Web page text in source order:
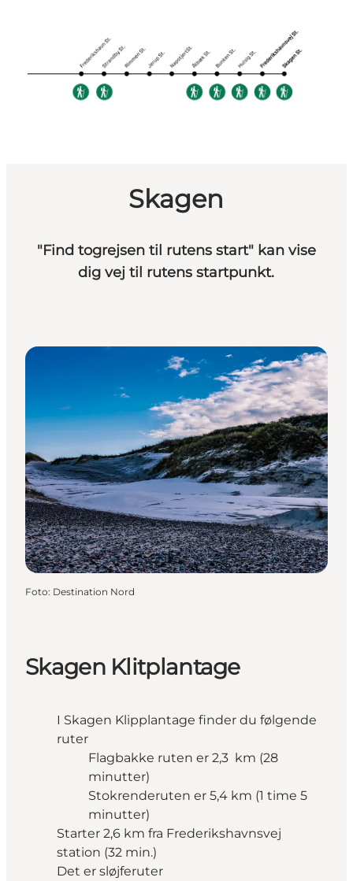
Skagen
"Find togrejsen til rutens start" kan vise
dig vej til rutens startpunkt.
Foto: Destination Nord
Skagen Klitplantage
I Skagen Klipplantage finder du følgende
ruter
Flagbakke ruten er 2,3 km (28
minutter)
Stokrenderuten er 5,4 km (1 time 5
minutter)
Starter 2,6 km fra Frederikshavnsvej
station (32 min.)
Det er sløjferuter